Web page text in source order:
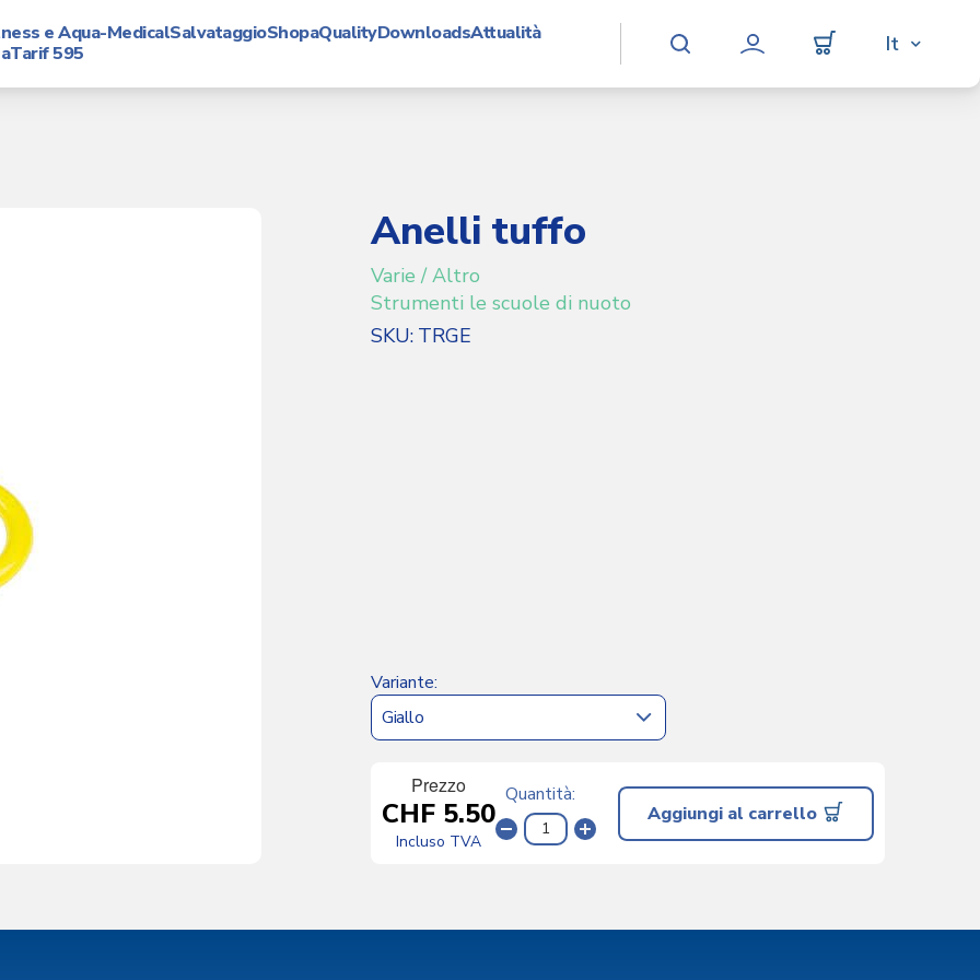
e Aqua-MedicalSalvataggioShopaQualityDownloadsAttualità
Tarif 595
User
It
Anelli tuffo
Varie / Altro
Strumenti le scuole di nuoto
SKU TRGE
Variante
Prezzo
CHF 5.50
Incluso TVA
Quantità
Aggiungi al carrello